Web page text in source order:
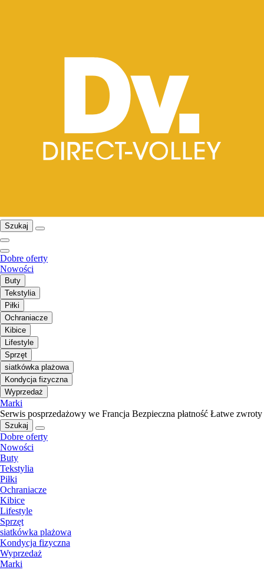
Szukaj
Dobre oferty
Nowości
Buty
Tekstylia
Piłki
Ochraniacze
Kibice
Lifestyle
Sprzęt
siatkówka plażowa
Kondycja fizyczna
Wyprzedaż
Marki
Serwis posprzedażowy we Francja Bezpieczna płatność Łatwe zwroty
Szukaj
Dobre oferty
Nowości
Buty
Tekstylia
Piłki
Ochraniacze
Kibice
Lifestyle
Sprzęt
siatkówka plażowa
Kondycja fizyczna
Wyprzedaż
Marki